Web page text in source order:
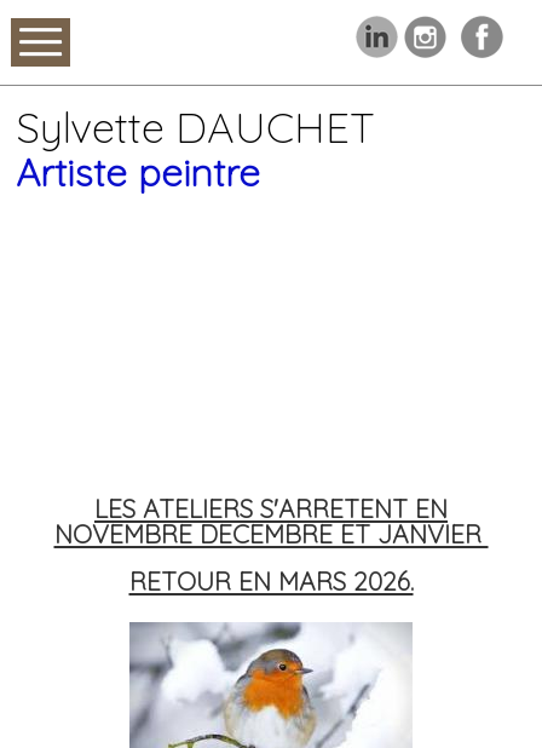
Sylvette DAUCHET
Artiste peintre
LES ATELIERS S'ARRETENT EN
NOVEMBRE DECEMBRE ET JANVIER
RETOUR EN MARS 2026.